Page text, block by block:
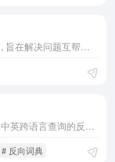
# 反向词典